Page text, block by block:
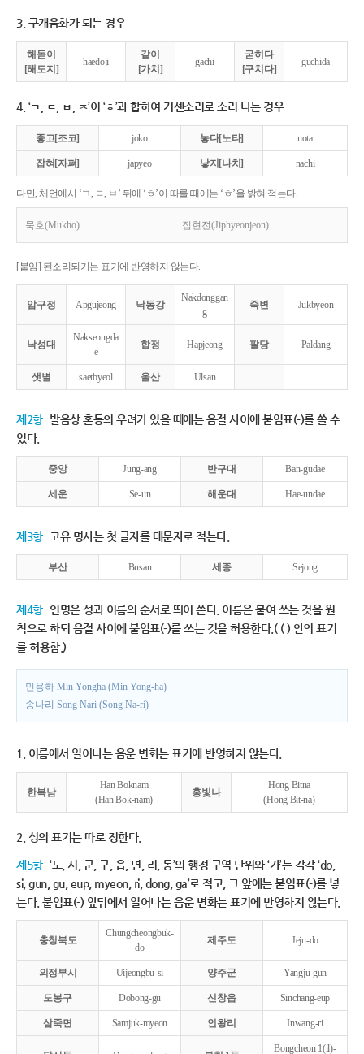
3. 구개음화가 되는 경우
해돋이
[해도지]
haedoji
같이
[가치]
gachi
굳히다
[구치다]
guchida
4. ‘ㄱ, ㄷ, ㅂ, ㅈ’이 ‘ㅎ’과 합하여 거센소리로 소리 나는 경우
좋고[조코] joko 놓다[노타] nota
잡혀[자펴] japyeo 낳지[나치] nachi
다만, 체언에서 ‘ㄱ, ㄷ, ㅂ’ 뒤에 ‘ㅎ’이 따를 때에는 ‘ㅎ’을 밝혀 적는다.
묵호(Mukho) 집현전(Jiphyeonjeon)
[붙임] 된소리되기는 표기에 반영하지 않는다.
압구정 Apgujeong 낙동강
Nakdonggan
g
죽변 Jukbyeon
낙성대
Nakseongda
e
합정 Hapjeong 팔당 Paldang
샛별 saetbyeol 울산 Ulsan
제2항 발음상 혼동의 우려가 있을 때에는 음절 사이에 붙임표(-)를 쓸 수
있다.
중앙 Jung-ang 반구대 Ban-gudae
세운 Se-un 해운대 Hae-undae
제3항 고유 명사는 첫 글자를 대문자로 적는다.
부산 Busan 세종 Sejong
제4항 인명은 성과 이름의 순서로 띄어 쓴다. 이름은 붙여 쓰는 것을 원
칙으로 하되 음절 사이에 붙임표(-)를 쓰는 것을 허용한다.( ( ) 안의 표기
를 허용함.)
민용하 Min Yongha (Min Yong-ha)
송나리 Song Nari (Song Na-ri)
1. 이름에서 일어나는 음운 변화는 표기에 반영하지 않는다.
한복남
Han Boknam
(Han Bok-nam)
홍빛나
Hong Bitna
(Hong Bit-na)
2. 성의 표기는 따로 정한다.
제5항 ‘도, 시, 군, 구, 읍, 면, 리, 동’의 행정 구역 단위와 ‘가’는 각각 ‘do,
si, gun, gu, eup, myeon, ri, dong, ga’로 적고, 그 앞에는 붙임표(-)를 넣
는다. 붙임표(-) 앞뒤에서 일어나는 음운 변화는 표기에 반영하지 않는다.
충청북도
Chungcheongbuk-
do
제주도 Jeju-do
의정부시 Uijeongbu-si 양주군 Yangju-gun
도봉구 Dobong-gu 신창읍 Sinchang-eup
삼죽면 Samjuk-myeon 인왕리 Inwang-ri
Bongcheon 1(il)-